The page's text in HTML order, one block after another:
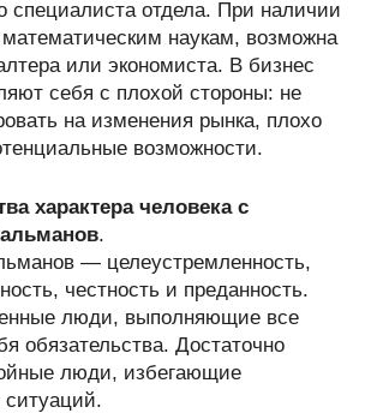
специалиста отдела. При наличии
математическим наукам, возможна
или экономиста. В бизнес
себя с плохой стороны: не
на изменения рынка, плохо
возможности.
характера человека с
.
— целеустремленность,
честность и преданность.
люди, выполняющие все
обязательства. Достаточно
люди, избегающие